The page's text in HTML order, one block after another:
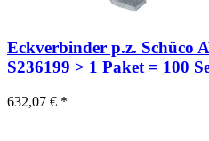
Eckverbinder p.z. Schüco
S236199 > 1 Paket = 100
632,07 € *